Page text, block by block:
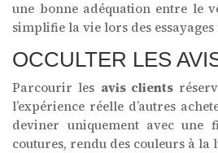
une bonne adéquation entre le
simplifie la vie lors des
OCCULTER LES
Parcourir les avis clients
l’expérience réelle d’autres
deviner uniquement avec une
coutures, rendu des couleurs à la